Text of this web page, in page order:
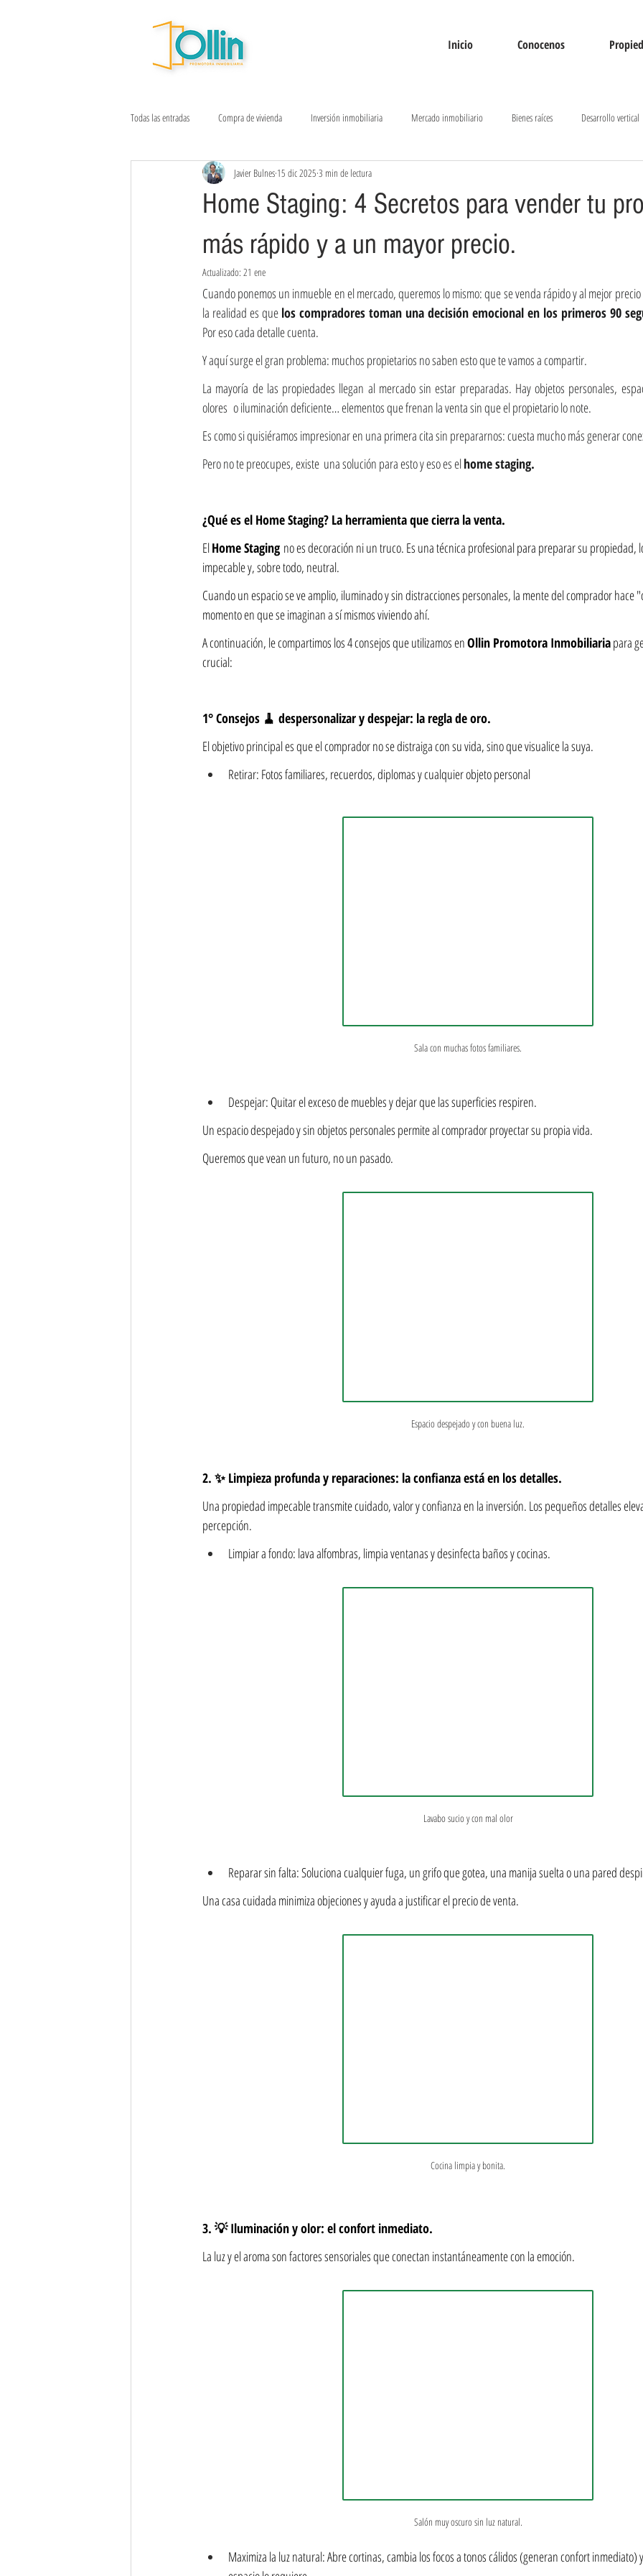
Inicio Conocenos
Todas las entradas Compra de vivienda Inversión inmobiliaria Mercado inmobiliario Bienes raíces Desarrollo vertical
Sostenibilidad urbana Ventas inmobiliarias Tendencias inmobiliarias
Home Staging: 4 Secretos para vender tu
más rápido y a un mayor precio.
Javier Bulnes 15 dic 2025 3 min de lectura
Actualizado: 21 ene
Cuando ponemos un inmueble en el mercado, queremos lo mismo: que se venda rápido y al mejor
la realidad es que los compradores toman una decisión emocional en los primeros 90
Por eso cada detalle cuenta.
Y aquí surge el gran problema: muchos propietarios no saben esto que te vamos a compartir.
La mayoría de las propiedades llegan al mercado sin estar preparadas. Hay objetos personales,
olores  o iluminación deficiente… elementos que frenan la venta sin que el propietario lo note.
Es como si quisiéramos impresionar en una primera cita sin prepararnos: cuesta mucho más generar
Pero no te preocupes, existe  una solución para esto y eso es el home staging.
¿Qué es el Home Staging? La herramienta que cierra la venta.
El Home Staging no es decoración ni un truco. Es una técnica profesional para preparar su propiedad,
impecable y, sobre todo, neutral.
Cuando un espacio se ve amplio, iluminado y sin distracciones personales, la mente del comprador hace
momento en que se imaginan a sí mismos viviendo ahí.
A continuación, le compartimos los 4 consejos que utilizamos en Ollin Promotora Inmobiliaria para
crucial:
1° Consejos 🧹 despersonalizar y despejar: la regla de oro.
El objetivo principal es que el comprador no se distraiga con su vida, sino que visualice la suya.
Retirar: Fotos familiares, recuerdos, diplomas y cualquier objeto personal
Sala con muchas fotos familiares.
Despejar: Quitar el exceso de muebles y dejar que las superficies respiren.
Un espacio despejado y sin objetos personales permite al comprador proyectar su propia vida.
Queremos que vean un futuro, no un pasado.
Espacio despejado y con buena luz.
2. ✨ Limpieza profunda y reparaciones: la confianza está en los detalles.
Una propiedad impecable transmite cuidado, valor y confianza en la inversión. Los pequeños detalles
percepción.
Limpiar a fondo: lava alfombras, limpia ventanas y desinfecta baños y cocinas.
Lavabo sucio y con mal olor
Reparar sin falta: Soluciona cualquier fuga, un grifo que gotea, una manija suelta o una pared
Una casa cuidada minimiza objeciones y ayuda a justificar el precio de venta.
Cocina limpia y bonita.
3. 💡 Iluminación y olor: el confort inmediato.
La luz y el aroma son factores sensoriales que conectan instantáneamente con la emoción.
Salón muy oscuro sin luz natural.
Maximiza la luz natural: Abre cortinas, cambia los focos a tonos cálidos (generan confort inmediato)